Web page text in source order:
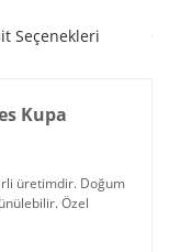
Seçenekleri
Kupa
üretimdir. Doğum
Özel